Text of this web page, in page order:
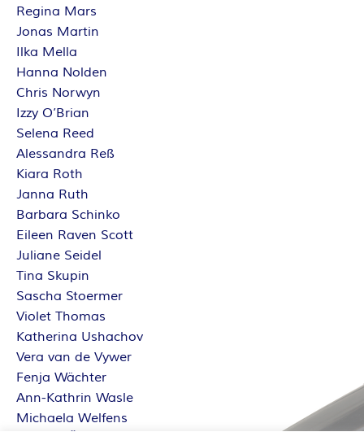
Regina Mars
Jonas Martin
Ilka Mella
Hanna Nolden
Chris Norwyn
Izzy O’Brian
Selena Reed
Alessandra Reß
Kiara Roth
Janna Ruth
Barbara Schinko
Eileen Raven Scott
Juliane Seidel
Tina Skupin
Sascha Stoermer
Violet Thomas
Katherina Ushachov
Vera van de Vywer
Fenja Wächter
Ann-Kathrin Wasle
Michaela Welfens